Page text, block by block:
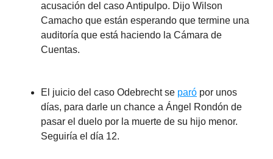
acusación del caso Antipulpo. Dijo Wilson
Camacho que están esperando que termine una
auditoría que está haciendo la Cámara de
Cuentas.
El juicio del caso Odebrecht se paró por unos
días, para darle un chance a Ángel Rondón de
pasar el duelo por la muerte de su hijo menor.
Seguiría el día 12.